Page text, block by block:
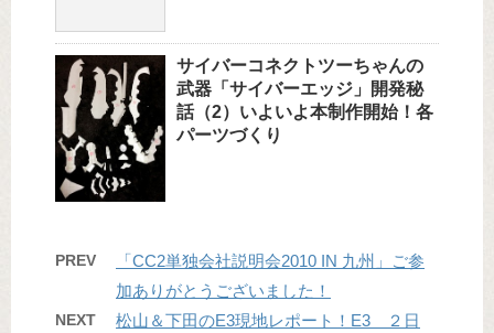
サイバーコネクトツーちゃんの
武器「サイバーエッジ」開発秘
話（2）いよいよ本制作開始！各
パーツづくり
PREV
「CC2単独会社説明会2010 IN 九州」ご参
加ありがとうございました！
NEXT
松山＆下田のE3現地レポート！E3 ２日